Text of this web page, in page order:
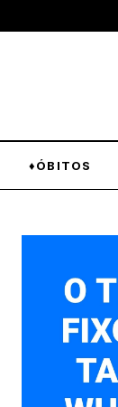
♦ÓBITOS